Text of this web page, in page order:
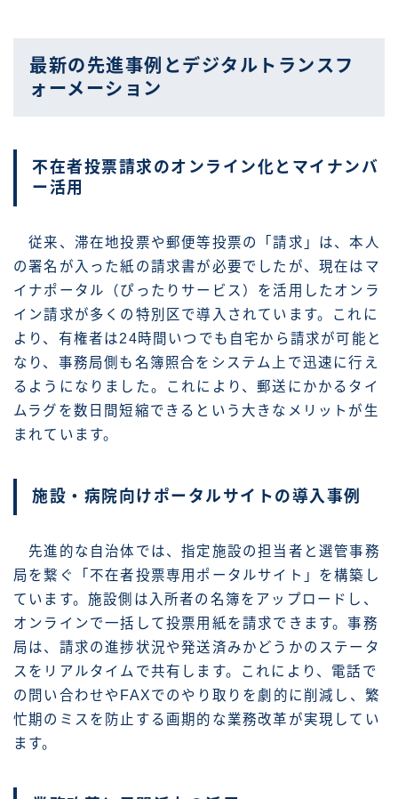
最新の先進事例とデジタルトランスフ
ォーメーション
不在者投票請求のオンライン化とマイナンバ
ー活用
従来、滞在地投票や郵便等投票の「請求」は、本人
の署名が入った紙の請求書が必要でしたが、現在はマ
イナポータル（ぴったりサービス）を活用したオンラ
イン請求が多くの特別区で導入されています。これに
より、有権者は24時間いつでも自宅から請求が可能と
なり、事務局側も名簿照合をシステム上で迅速に行え
るようになりました。これにより、郵送にかかるタイ
ムラグを数日間短縮できるという大きなメリットが生
まれています。
施設・病院向けポータルサイトの導入事例
先進的な自治体では、指定施設の担当者と選管事務
局を繋ぐ「不在者投票専用ポータルサイト」を構築し
ています。施設側は入所者の名簿をアップロードし、
オンラインで一括して投票用紙を請求できます。事務
局は、請求の進捗状況や発送済みかどうかのステータ
スをリアルタイムで共有します。これにより、電話で
の問い合わせやFAXでのやり取りを劇的に削減し、繁
忙期のミスを防止する画期的な業務改革が実現してい
ます。